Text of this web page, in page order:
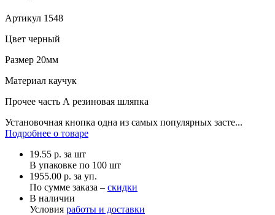
Артикул 1548
Цвет черный
Размер 20мм
Материал каучук
Прочее часть А резиновая шляпка
Установочная кнопка одна из самых популярных засте...
Подробнее о товаре
19.55 р. за шт
В упаковке по 100 шт
1955.00 р. за уп.
По сумме заказа – скидки
В наличии
Условия работы и доставки